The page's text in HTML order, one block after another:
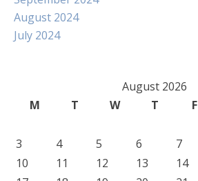
August 2024
July 2024
August 2026
M
T W T F
3
4 5 6 7
10
11 12 13 14